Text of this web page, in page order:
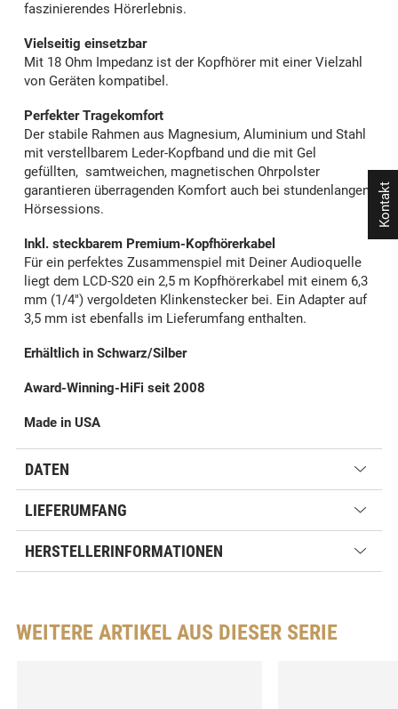
faszinierendes Hörerlebnis.
Vielseitig einsetzbar
Mit 18 Ohm Impedanz ist der Kopfhörer mit einer Vielzahl
von Geräten kompatibel.
Perfekter Tragekomfort
Der stabile Rahmen aus Magnesium, Aluminium und Stahl
mit verstellbarem Leder-Kopfband und die mit Gel
gefüllten, samtweichen, magnetischen Ohrpolster
garantieren überragenden Komfort auch bei stundenlangen
Hörsessions.
Inkl. steckbarem Premium-Kopfhörerkabel
Für ein perfektes Zusammenspiel mit Deiner Audioquelle
liegt dem LCD-S20 ein 2,5 m Kopfhörerkabel mit einem 6,3
mm (1/4") vergoldeten Klinkenstecker bei. Ein Adapter auf
3,5 mm ist ebenfalls im Lieferumfang enthalten.
Erhältlich in Schwarz/Silber
Award-Winning-HiFi seit 2008
Made in USA
DATEN
LIEFERUMFANG
HERSTELLERINFORMATIONEN
WEITERE ARTIKEL AUS DIESER SERIE
Kontakt